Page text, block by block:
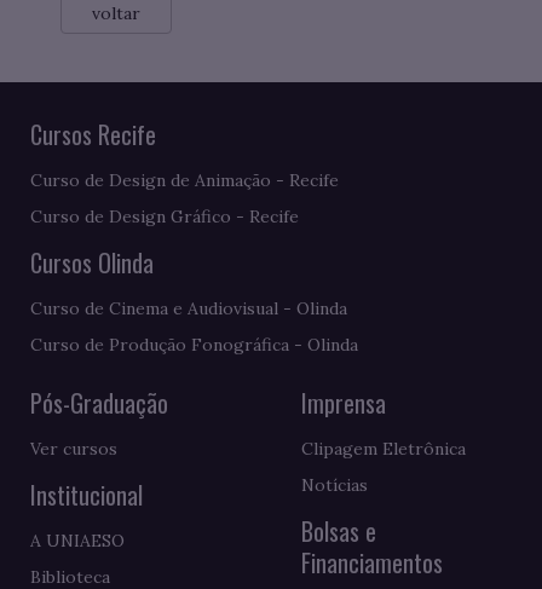
voltar
Cursos Recife
Curso de Design de Animação - Recife
Curso de Design Gráfico - Recife
Cursos Olinda
Curso de Cinema e Audiovisual - Olinda
Curso de Produção Fonográfica - Olinda
Pós-Graduação
Ver cursos
Institucional
A UNIAESO
Biblioteca
Imprensa
Clipagem Eletrônica
Notícias
Bolsas e
Financiamentos